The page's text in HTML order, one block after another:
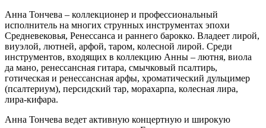
Анна Тончева – коллекционер и профессиональный
исполнитель на многих струнных инструментах эпохи
Средневековья, Ренессанса и раннего барокко. Владеет лирой,
виуэлой, лютней, арфой, таром, колесной лирой. Среди
инструментов, входящих в коллекцию Анны – лютня, виола
да мано, ренессансная гитара, смычковый псалтирь,
готическая и ренессансная арфы, хроматический дульцимер
(псалтериум), персидский тар, морахарпа, колесная лира,
лира-кифара.
Анна Тончева ведет активную концертную и широкую